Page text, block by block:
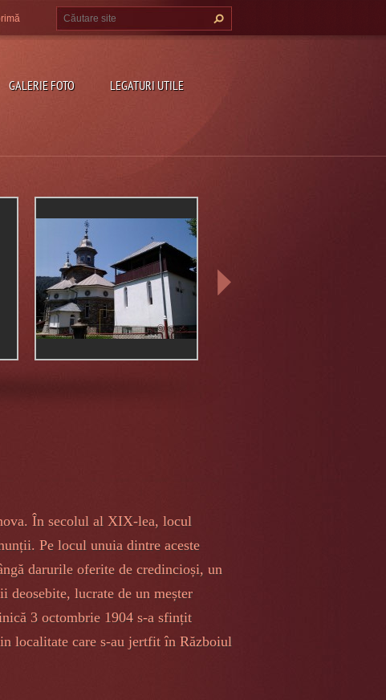
GALERIE FOTO
LEGATURI UTILE
În secolul al XIX-lea, locul
Pe locul unuia dintre aceste
darurile oferite de credincioși, un
deosebite, lucrate de un meșter
ă 3 octombrie 1904 s-a sfințit
localitate care s-au jertfit în Războiul